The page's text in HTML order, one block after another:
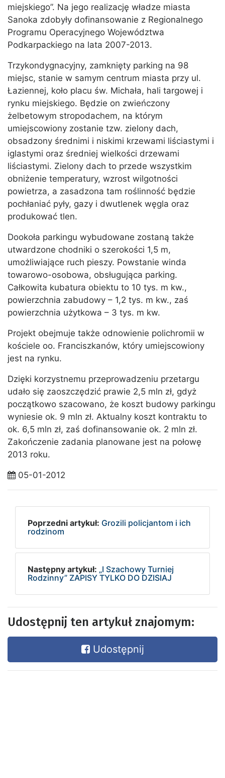
miejskiego”. Na jego realizację władze miasta
Sanoka zdobyły dofinansowanie z Regionalnego
Programu Operacyjnego Województwa
Podkarpackiego na lata 2007-2013.
Trzykondygnacyjny, zamknięty parking na 98
miejsc, stanie w samym centrum miasta przy ul.
Łaziennej, koło placu św. Michała, hali targowej i
rynku miejskiego. Będzie on zwieńczony
żelbetowym stropodachem, na którym
umiejscowiony zostanie tzw. zielony dach,
obsadzony średnimi i niskimi krzewami liściastymi i
iglastymi oraz średniej wielkości drzewami
liściastymi. Zielony dach to przede wszystkim
obniżenie temperatury, wzrost wilgotności
powietrza, a zasadzona tam roślinność będzie
pochłaniać pyły, gazy i dwutlenek węgla oraz
produkować tlen.
Dookoła parkingu wybudowane zostaną także
utwardzone chodniki o szerokości 1,5 m,
umożliwiające ruch pieszy. Powstanie winda
towarowo-osobowa, obsługująca parking.
Całkowita kubatura obiektu to 10 tys. m kw.,
powierzchnia zabudowy – 1,2 tys. m kw., zaś
powierzchnia użytkowa – 3 tys. m kw.
Projekt obejmuje także odnowienie polichromii w
kościele oo. Franciszkanów, który umiejscowiony
jest na rynku.
Dzięki korzystnemu przeprowadzeniu przetargu
udało się zaoszczędzić prawie 2,5 mln zł, gdyż
początkowo szacowano, że koszt budowy parkingu
wyniesie ok. 9 mln zł. Aktualny koszt kontraktu to
ok. 6,5 mln zł, zaś dofinansowanie ok. 2 mln zł.
Zakończenie zadania planowane jest na połowę
2013 roku.
05-01-2012
Poprzedni artykuł: Grozili policjantom i ich
rodzinom
Następny artykuł: „I Szachowy Turniej
Rodzinny” ZAPISY TYLKO DO DZISIAJ
Udostępnij ten artykuł znajomym:
Udostępnij